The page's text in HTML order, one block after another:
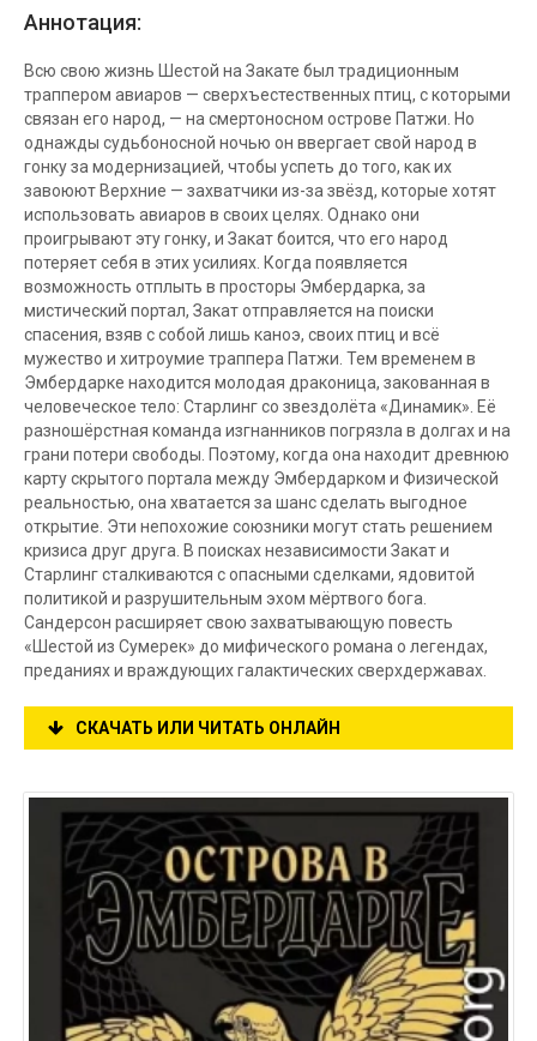
Аннотация:
Всю свою жизнь Шестой на Закате был традиционным
траппером авиаров — сверхъестественных птиц, с которыми
связан его народ, — на смертоносном острове Патжи. Но
однажды судьбоносной ночью он ввергает свой народ в
гонку за модернизацией, чтобы успеть до того, как их
завоюют Верхние — захватчики из-за звёзд, которые хотят
использовать авиаров в своих целях. Однако они
проигрывают эту гонку, и Закат боится, что его народ
потеряет себя в этих усилиях. Когда появляется
возможность отплыть в просторы Эмбердарка, за
мистический портал, Закат отправляется на поиски
спасения, взяв с собой лишь каноэ, своих птиц и всё
мужество и хитроумие траппера Патжи. Тем временем в
Эмбердарке находится молодая драконица, закованная в
человеческое тело: Старлинг со звездолёта «Динамик». Её
разношёрстная команда изгнанников погрязла в долгах и на
грани потери свободы. Поэтому, когда она находит древнюю
карту скрытого портала между Эмбердарком и Физической
реальностью, она хватается за шанс сделать выгодное
открытие. Эти непохожие союзники могут стать решением
кризиса друг друга. В поисках независимости Закат и
Старлинг сталкиваются с опасными сделками, ядовитой
политикой и разрушительным эхом мёртвого бога.
Сандерсон расширяет свою захватывающую повесть
«Шестой из Сумерек» до мифического романа о легендах,
преданиях и враждующих галактических сверхдержавах.
СКАЧАТЬ ИЛИ ЧИТАТЬ ОНЛАЙН